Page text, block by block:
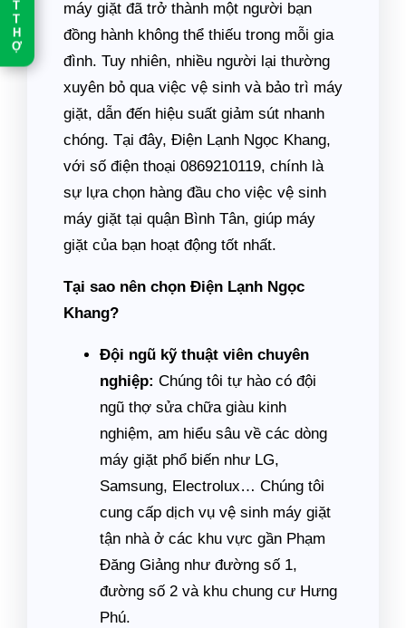
T
T
H
Ợ
máy giặt đã trở thành một người bạn
đồng hành không thể thiếu trong mỗi gia
đình. Tuy nhiên, nhiều người lại thường
xuyên bỏ qua việc vệ sinh và bảo trì máy
giặt, dẫn đến hiệu suất giảm sút nhanh
chóng. Tại đây, Điện Lạnh Ngọc Khang,
với số điện thoại 0869210119, chính là
sự lựa chọn hàng đầu cho việc vệ sinh
máy giặt tại quận Bình Tân, giúp máy
giặt của bạn hoạt động tốt nhất.
Tại sao nên chọn Điện Lạnh Ngọc
Khang?
Đội ngũ kỹ thuật viên chuyên
nghiệp: Chúng tôi tự hào có đội
ngũ thợ sửa chữa giàu kinh
nghiệm, am hiểu sâu về các dòng
máy giặt phổ biến như LG,
Samsung, Electrolux… Chúng tôi
cung cấp dịch vụ vệ sinh máy giặt
tận nhà ở các khu vực gần Phạm
Đăng Giảng như đường số 1,
đường số 2 và khu chung cư Hưng
Phú.